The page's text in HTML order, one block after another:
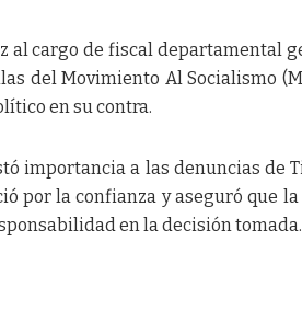
al cargo de fiscal departamental
del Movimiento Al Socialismo
en su contra.
importancia a las denuncias de
por la confianza y aseguró que
en la decisión tomada.